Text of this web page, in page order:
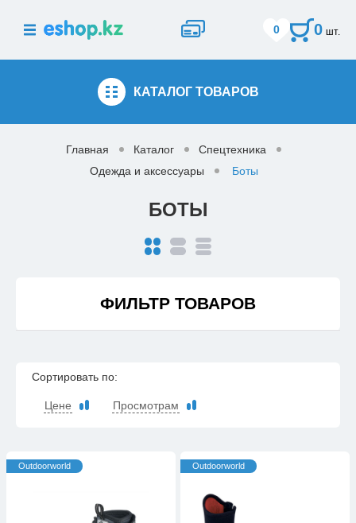
0 0 шт.
КАТАЛОГ ТОВАРОВ
Главная Каталог
Спецтехника
Одежда и аксессуары
Боты
БОТЫ
ФИЛЬТР ТОВАРОВ
Сортировать по:
Цене Просмотрам
Outdoorworld Outdoorworld